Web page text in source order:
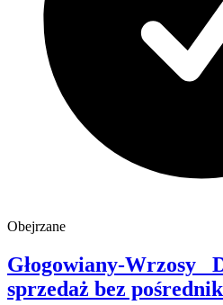
Obejrzane
Głogowiany-Wrzosy
sprzedaż bez